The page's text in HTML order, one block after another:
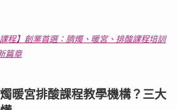
課程】創業首選：臍燭、暖宮、排酸課程培訓
篇章
暖宮排酸課程教學機構？三大